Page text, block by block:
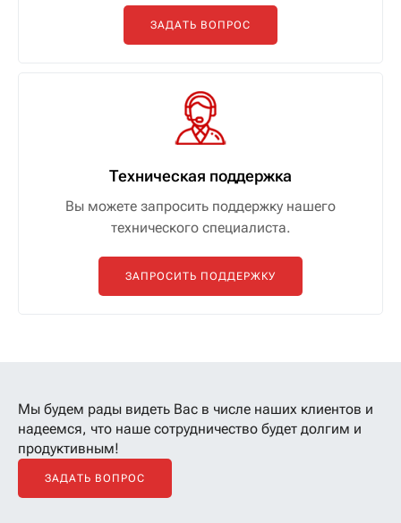
ЗАДАТЬ ВОПРОС
Техническая поддержка
Вы можете запросить поддержку нашего
технического специалиста.
ЗАПРОСИТЬ ПОДДЕРЖКУ
Мы будем рады видеть Вас в числе наших клиентов и
надеемся, что наше сотрудничество будет долгим и
продуктивным!
ЗАДАТЬ ВОПРОС